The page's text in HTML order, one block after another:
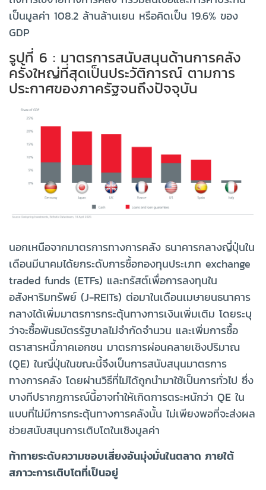
เป็นมูลค่า 108.2 ล้านล้านเยน หรือคิดเป็น 19.6% ของ
GDP
รูปที่ 6 : มาตรการสนับสนุนด้านการคลัง
ครั้งใหญ่ที่สุดเป็นประวัติการณ์ ตามการ
ประกาศของภาครัฐจนถึงปัจจุบัน
นอกเหนือจากมาตรการทางการคลัง ธนาคารกลางญี่ปุ่นใน
เดือนมีนาคมได้ยกระดับการซื้อกองทุนประเภท exchange
traded funds (ETFs) และทรัสต์เพื่อการลงทุนใน
อสังหาริมทรัพย์ (J-REITs) ต่อมาในเดือนเมษายนธนาคาร
กลางได้เพิ่มมาตรการกระตุ้นทางการเงินเพิ่มเติม โดยระบุ
ว่าจะซื้อพันธบัตรรัฐบาลไม่จำกัดจำนวน และเพิ่มการซื้อ
ตราสารหนี้ภาคเอกชน มาตรการผ่อนคลายเชิงปริมาณ
(QE) ในญี่ปุ่นในขณะนี้จึงเป็นการสนับสนุนมาตรการ
ทางการคลัง โดยผ่านวิธีที่ไม่ได้ถูกนำมาใช้เป็นการทั่วไป ซึ่ง
บางทีปรากฏการณ์นี้อาจทำให้เกิดการตระหนักว่า QE ใน
แบบที่ไม่มีการกระตุ้นทางการคลังนั้น ไม่เพียงพอที่จะส่งผล
ช่วยสนับสนุนการเติบโตในเชิงมูลค่า
ท้าทายระดับความชอบเสี่ยงอันมุ่งมั่นในตลาด ภายใต้
สภาวะการเติบโตที่เป็นอยู่